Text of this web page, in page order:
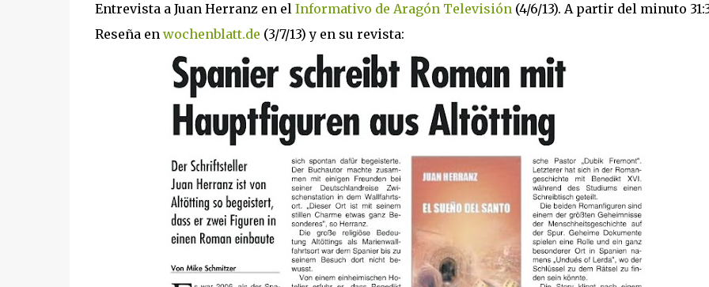
Entrevista a Juan Herranz en el Informativo de Aragón Televisión(4/6/13). A partir del minuto
Reseña en wochenblatt.de (3/7/13) y en su revista: